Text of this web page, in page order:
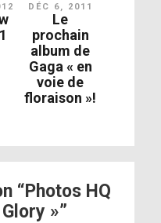
DÉC 6, 2011
Le
prochain
album de
Gaga « en
voie de
floraison »!
“Photos HQ
»”